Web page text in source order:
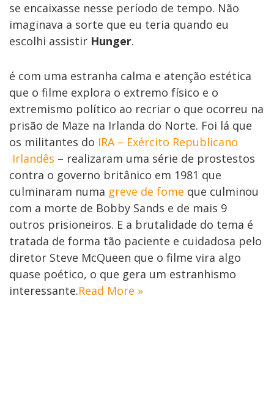
se encaixasse nesse período de tempo. Não
imaginava a sorte que eu teria quando eu
escolhi assistir Hunger.
é com uma estranha calma e atenção estética
que o filme explora o extremo físico e o
extremismo político ao recriar o que ocorreu na
prisão de Maze na Irlanda do Norte. Foi lá que
os militantes do IRA – Exército Republicano
Irlandês – realizaram uma série de prostestos
contra o governo britânico em 1981 que
culminaram numa greve de fome que culminou
com a morte de Bobby Sands e de mais 9
outros prisioneiros. E a brutalidade do tema é
tratada de forma tão paciente e cuidadosa pelo
diretor Steve McQueen que o filme vira algo
quase poético, o que gera um estranhismo
interessante.Read More »